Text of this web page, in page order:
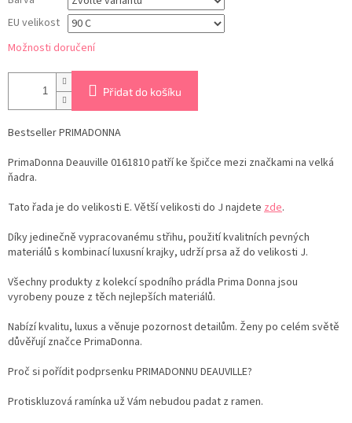
EU velikost
Možnosti doručení
Přidat do košíku
Bestseller PRIMADONNA
PrimaDonna Deauville 0161810 patří ke špičce mezi značkami na velká
ňadra.
Tato řada je do velikosti E. Větší velikosti do J najdete zde.
Díky jedinečně vypracovanému střihu, použití kvalitních pevných
materiálů s kombinací luxusní krajky, udrží prsa až do velikosti J.
Všechny produkty z kolekcí spodního prádla Prima Donna jsou
vyrobeny pouze z těch nejlepších materiálů.
Nabízí kvalitu, luxus a věnuje pozornost detailům. Ženy po celém světě
důvěřují značce PrimaDonna.
Proč si pořídit podprsenku PRIMADONNU DEAUVILLE?
Protiskluzová ramínka už Vám nebudou padat z ramen.